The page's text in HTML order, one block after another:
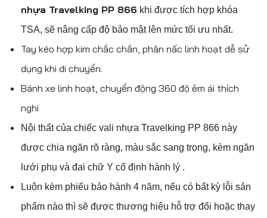
nhựa Travelking PP 866 khi được tích hợp khóa
TSA, sẽ nâng cấp độ bảo mật lên mức tối ưu nhất.
Tay kéo hợp kim chắc chắn, phân nấc linh hoạt dễ sử
dụng khi di chuyển.
Bánh xe linh hoạt, chuyển động 360 độ êm ái thích
nghi
Nội thất của chiếc vali nhựa Travelking PP 866 này
được chia ngăn rõ ràng, màu sắc sang trọng, kèm ngăn
lưới phụ và đai chữ Y cố định hành lý .
Luôn kèm phiếu bảo hành 4 năm, nếu có bất kỳ lỗi sản
phẩm nào thì sẽ được thương hiệu hỗ trợ đổi hoặc thay